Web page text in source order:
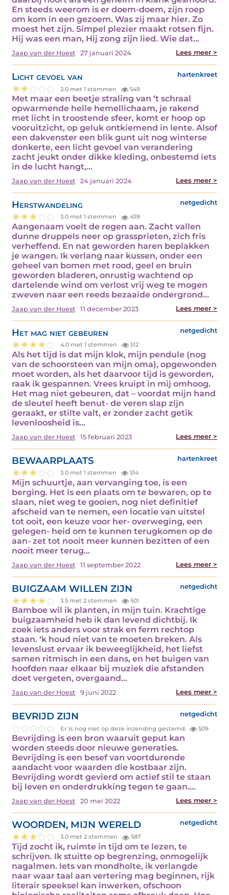
En steeds weerom is er doem-doem, zijn roep
om kom in een gezoem. Was zij maar hier. Zo
moest het zijn. Simpel plezier maakt rotsen fijn.
Hij was een man, Hij zong zijn lied. Wie dat…
Jaap van der Hoest 27 januari 2024 Lees meer >
Licht gevoel van hartenkreet
2.0 met 1 stemmen 549
Met maar een beetje straling van ‘t schraal
opwarmende helle hemellichaam, je rakend
met licht in troostende sfeer, komt er hoop op
vooruitzicht, op geluk ontkiemend in lente. Alsof
een dakvenster een blik gunt uit nog winterse
donkerte, een licht gevoel van verandering
zacht jeukt onder dikke kleding, onbestemd iets
in de lucht hangt,…
Jaap van der Hoest 24 januari 2024 Lees meer >
Herstwandeling netgedicht
3.0 met 1 stemmen 459
Aangenaam voelt de regen aan. Zacht vallen
dunne druppels neer op grassprieten, zich fris
verheffend. En nat geworden haren beplakken
je wangen. Ik verlang naar kussen, onder een
geheel van bomen met rood, geel en bruin
geworden bladeren, onrustig wachtend op
dartelende wind om verlost vrij weg te mogen
zweven naar een reeds bezaaide ondergrond…
Jaap van der Hoest 11 december 2023 Lees meer >
Het mag niet gebeuren netgedicht
4.0 met 1 stemmen 512
Als het tijd is dat mijn klok, mijn pendule (nog
van de schoorsteen van mijn oma), opgewonden
moet worden, als het daarvoor tijd is geworden,
raak ik gespannen. Vrees kruipt in mij omhoog.
Het mag niet gebeuren, dat – voordat mijn hand
de sleutel heeft benut- de veren slap zijn
geraakt, er stilte valt, er zonder zacht getik
levenloosheid is…
Jaap van der Hoest 15 februari 2023 Lees meer >
BEWAARPLAATS hartenkreet
3.0 met 1 stemmen 514
Mijn schuurtje, aan vervanging toe, is een
berging. Het is een plaats om te bewaren, op te
slaan, niet weg te gooien, nog niet definitief
afscheid van te nemen, een locatie van uitstel
tot ooit, een keuze voor her- overweging, een
gelegen- heid om te kunnen terugkomen op de
aan- zet tot nooit meer kunnen bezitten of een
nooit meer terug…
Jaap van der Hoest 11 september 2022 Lees meer >
BUIGZAAM WILLEN ZIJN netgedicht
3.5 met 2 stemmen 501
Bamboe wil ik planten, in mijn tuin. Krachtige
buigzaamheid heb ik dan levend dichtbij. Ik
zoek iets anders voor strak en ferm rechtop
staan. ‘k houd niet van te moeten breken. Als
levenslust ervaar ik beweeglijkheid, het liefst
samen ritmisch in een dans, en het buigen van
hoofden naar elkaar bij muziek die afstanden
doet vergeten, overgaand…
Jaap van der Hoest 9 juni 2022 Lees meer >
BEVRIJD ZIJN netgedicht
Er is nog niet op deze inzending gestemd. 509
Bevrijding is een bron waaruit geput kan
worden steeds door nieuwe generaties.
Bevrijding is een besef van voortdurende
aandacht voor waarden die kostbaar zijn.
Bevrijding wordt gevierd om actief stil te staan
bij leven en onderdrukking tegen te gaan.…
Jaap van der Hoest 20 mei 2022 Lees meer >
WOORDEN, MIJN WERELD netgedicht
3.0 met 2 stemmen 587
Tijd zocht ik, ruimte in tijd om te lezen, te
schrijven. Ik stuitte op begrenzing, onmogelijk
nagalmen. Iets van mondholte, ik verlangde
naar waar taal aan vertering mag beginnen, rijk
literair speeksel kan inwerken, ofschoon